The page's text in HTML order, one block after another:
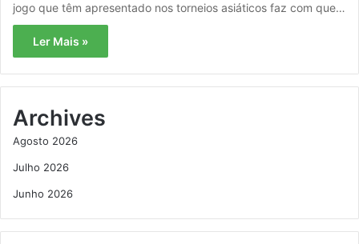
jogo que têm apresentado nos torneios asiáticos faz com que…
Ler Mais »
Archives
Agosto 2026
Julho 2026
Junho 2026